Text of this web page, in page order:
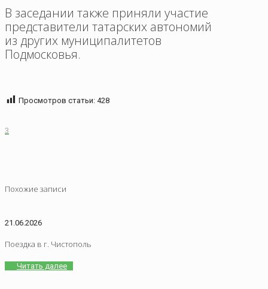
В заседании также приняли участие
представители татарских автономий
из других муниципалитетов
Подмосковья.
Просмотров статьи: 428
3
Похожие записи
21.06.2026
Поездка в г. Чистополь
Читать далее